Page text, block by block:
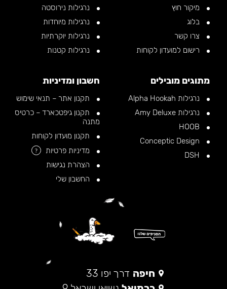
מיקור חוץ
בלוג
צרו קשר
רישום למועדון לקוחות
נרגילות נירוסטה
נרגילות מיוחדות
נרגילות יוקרתיות
נרגילות קטנות
מתוגים מובילים
נרגילות Alpha Hookah
נרגילות Amy Deluxe
חשבון ומדיניות
תקנון אתר – תנאי שימוש
תקנון גיפטכארד – כרטיס
מתנה
תקנון מועדון לקוחות
מדיניות פרטיות
?
הצהרת נגישות
החשבון שלי
חיפה דרך יפו 33